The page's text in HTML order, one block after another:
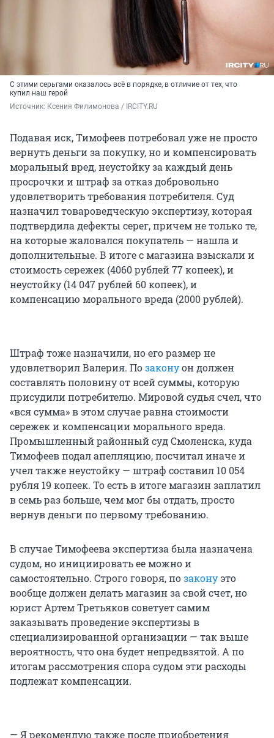
С этими серьгами оказалось всё в порядке, в отличие от тех, что
купил наш герой
Источник: Ксения Филимонова / IRCITY.RU
Подавая иск, Тимофеев потребовал уже не просто
вернуть деньги за покупку, но и компенсировать
моральный вред, неустойку за каждый день
просрочки и штраф за отказ добровольно
удовлетворить требования потребителя. Суд
назначил товароведческую экспертизу, которая
подтвердила дефекты серег, причем не только те,
на которые жаловался покупатель — нашла и
дополнительные. В итоге с магазина взыскали и
стоимость сережек (4060 рублей 77 копеек), и
неустойку (14 047 рублей 60 копеек), и
компенсацию морального вреда (2000 рублей).
Штраф тоже назначили, но его размер не
удовлетворил Валерия. Позаконуон должен
составлять половину от всей суммы, которую
присудили потребителю. Мировой судья счел, что
«вся сумма» в этом случае равна стоимости
сережек и компенсации морального вреда.
Промышленный районный суд Смоленска, куда
Тимофеев подал апелляцию, посчитал иначе и
учел также неустойку — штраф составил 10 054
рубля 19 копеек. То есть в итоге магазин заплатил
в семь раз больше, чем мог бы отдать, просто
вернув деньги по первому требованию.
В случае Тимофеева экспертиза была назначена
судом, но инициировать ее можно и
самостоятельно. Строго говоря, позаконуэто
вообще должен делать магазин за свой счет, но
юрист Артем Третьяков советует самим
заказывать проведение экспертизы в
специализированной организации — так выше
вероятность, что она будет непредвзятой. А по
итогам рассмотрения спора судом эти расходы
подлежат компенсации.
— Я рекомендую также после приобретения